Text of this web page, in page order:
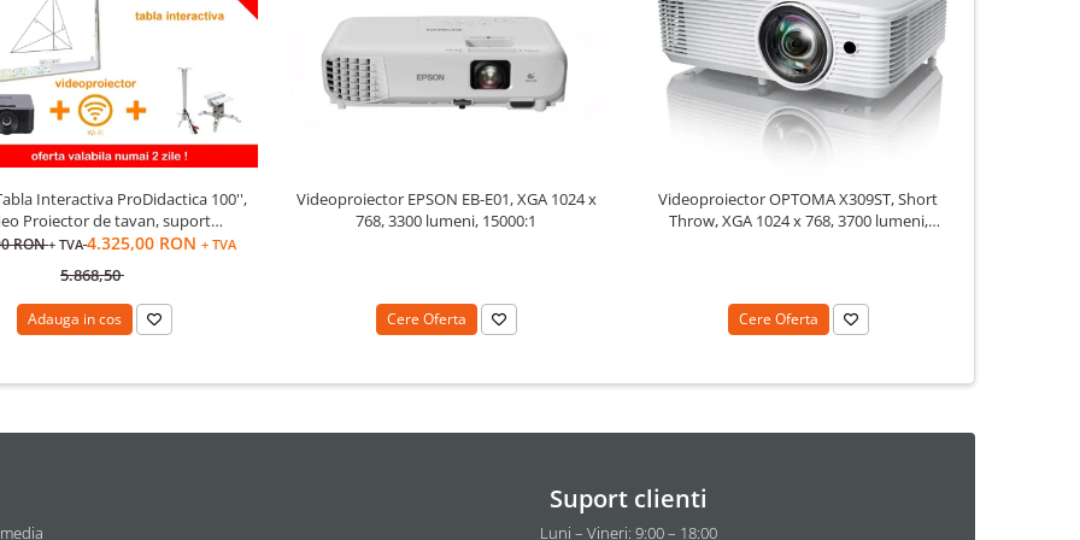
Interactiva ProDidactica 100'',
Proiector de tavan, suport
adaptor Wireless
RON+ TVA 4.325,00 RON + TVA
5.868,50
Adauga in cos
Videoproiector EPSON EB-E01, XGA 1024 x
768, 3300 lumeni, 15000:1
Cere Oferta
Videoproiector OPTOMA X309ST, Short
Throw, XGA 1024 x 768, 3700 lumeni,
Cere Oferta
Suport clienti
Luni – Vineri: 9:00 – 18:00